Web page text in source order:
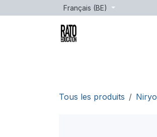
Se rendre au contenuFrançais (BE)
Tous les produits Niryo